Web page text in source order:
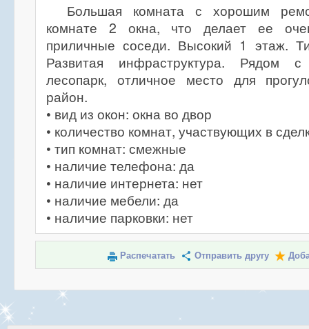
Большая комната с хорошим
комнате 2 окна, что делает ее
приличные соседи. Высокий 1 этаж.
Развитая инфраструктура. Рядом
лесопарк, отличное место для
район.
• вид из окон: окна во двор
• количество комнат, участвующих в
• тип комнат: смежные
• наличие телефона: да
• наличие интернета: нет
• наличие мебели: да
• наличие парковки: нет
Распечатать Отправить другу